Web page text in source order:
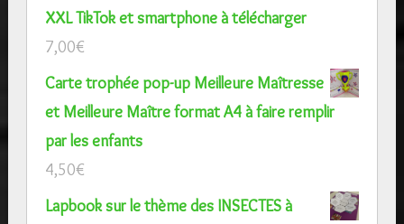
XXL TikTok et smartphone à télécharger
7,00€
Carte trophée pop-up Meilleure Maîtresse
et Meilleure Maître format A4 à faire remplir
par les enfants
4,50€
Lapbook sur le thème des INSECTES à